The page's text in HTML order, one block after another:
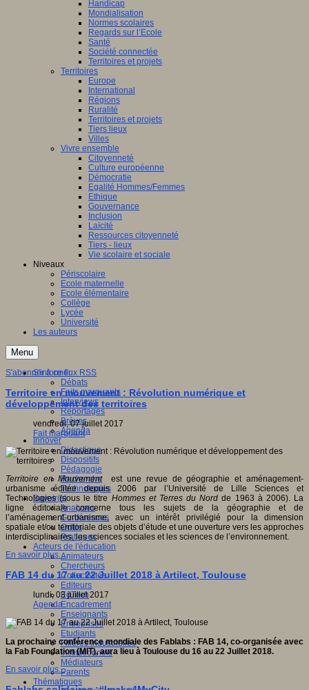
Handicap
Mondialisation
Normes scolaires
Regards sur l’Ecole
Santé
Société connectée
Territoires et projets
Territoires
Europe
International
Régions
Ruralité
Territoires et projets
Tiers lieux
Villes
Vivre ensemble
Citoyenneté
Culture européenne
Démocratie
Egalité Hommes/Femmes
Ethique
Gouvernance
Inclusion
Laïcité
Ressources citoyenneté
Tiers - lieux
Vie scolaire et sociale
Niveaux
Périscolaire
Ecole maternelle
Ecole élémentaire
Collège
Lycée
Université
Les auteurs
Menu
S'informer
Débats
Faits marquants
Interviews
Reportages
Brèves
Agenda
Innover
Didactique
Dispositifs
Pédagogie
Recherche
Technologies
Savoir(s)
Analyses
Conférences
Outils
Pratiques
Acteurs de l'éducation
Animateurs
Chercheurs
Collectivités
Editeurs
EdTech
Encadrement
Enseignants
Entreprises
Etudiants
Filières industrielles
Institutionnels
Médiateurs
Parents
Thématiques
S'abonner à ce flux RSS
Territoire en mouvement : Révolution numérique et
développement des territoires
vendredi, 07 juillet 2017
Fait marquant
Territoire en Mouvementest une revue de géographie et aménagement-
urbanisme éditée depuis 2006 par l’Université de Lille Sciences et
Technologies (sous le titre Hommes et Terres du Nord de 1963 à 2006). La
ligne éditoriale concerne tous les sujets de la géographie et de
l’aménagement-urbanisme, avec un intérêt privilégié pour la dimension
spatiale et/ou territoriale des objets d’étude et une ouverture vers les approches
interdisciplinaires, les sciences sociales et les sciences de l’environnement.
En savoir plus...
FAB 14 du 17 au 22 Juillet 2018 à Artilect, Toulouse
lundi, 03 juillet 2017
Agenda
La prochaine conférence mondiale des Fablabs : FAB 14, co-organisée avec
la Fab Foundation (MIT), aura lieu à Toulouse du 16 au 22 Juillet 2018.
En savoir plus...